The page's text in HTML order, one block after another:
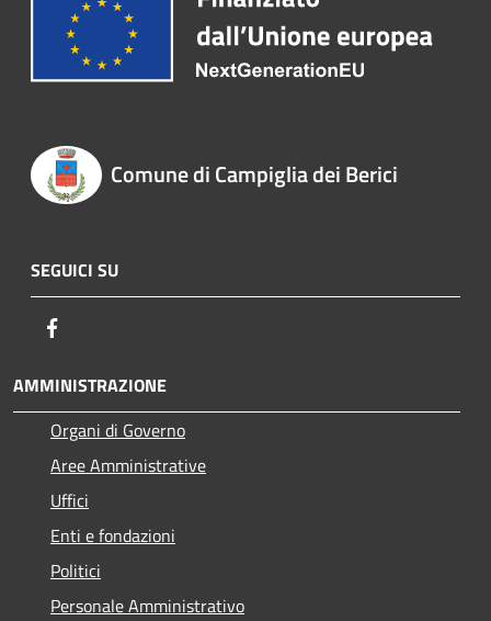
Comune di Campiglia dei Berici
SEGUICI SU
AMMINISTRAZIONE
Organi di Governo
Aree Amministrative
Uffici
Enti e fondazioni
Politici
Personale Amministrativo